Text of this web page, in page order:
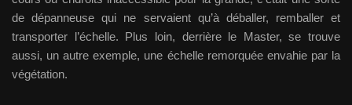
de dépanneuse qui ne servaient qu’à déballer, remballer et
transporter l’échelle. Plus loin, derrière le Master, se trouve
aussi, un autre exemple, une échelle remorquée envahie par la
végétation.